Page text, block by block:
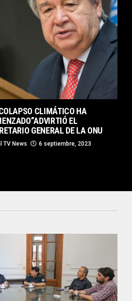
CLIMÁTICO HA
EL
GENERAL DE LA ONU
TV News 6 septiembre, 2023